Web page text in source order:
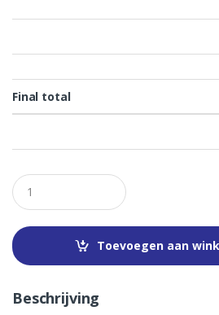
Final total
Q
u
a
t
i
Toevoegen aan
Beschrijving